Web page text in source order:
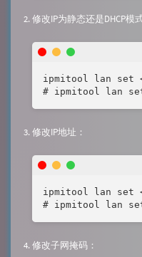
修改IP为静态还是DHCP模
ipmitool lan set
# ipmitool lan
修改IP地址：
ipmitool lan set
# ipmitool lan
修改子网掩码：